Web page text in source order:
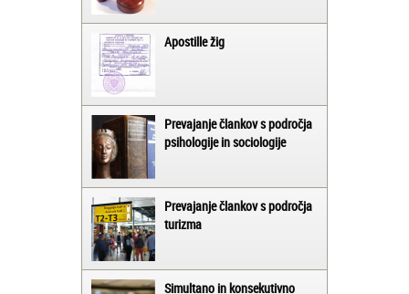
Apostille žig
Prevajanje člankov s področja
psihologije in sociologije
Prevajanje člankov s področja
turizma
Simultano in konsekutivno